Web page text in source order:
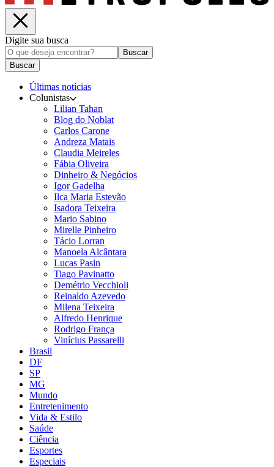
Digite sua busca
Buscar
Buscar
Últimas notícias
Colunistas
Lilian Tahan
Blog do Noblat
Carlos Carone
Andreza Matais
Claudia Meireles
Fábia Oliveira
Dinheiro & Negócios
Igor Gadelha
Ilca Maria Estevão
Isadora Teixeira
Mario Sabino
Mirelle Pinheiro
Tácio Lorran
Manoela Alcântara
Lucas Pasin
Tiago Pavinatto
Demétrio Vecchioli
Reinaldo Azevedo
Milena Teixeira
Alfredo Henrique
Rodrigo França
Vinícius Passarelli
Brasil
DF
SP
MG
Mundo
Entretenimento
Vida & Estilo
Saúde
Ciência
Esportes
Especiais